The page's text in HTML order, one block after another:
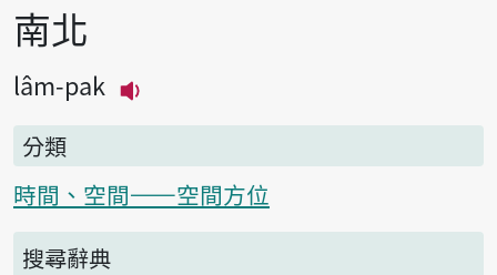
主內容區塊
南北
lâm-pak
分類
時間、空間——空間方位
搜尋辭典